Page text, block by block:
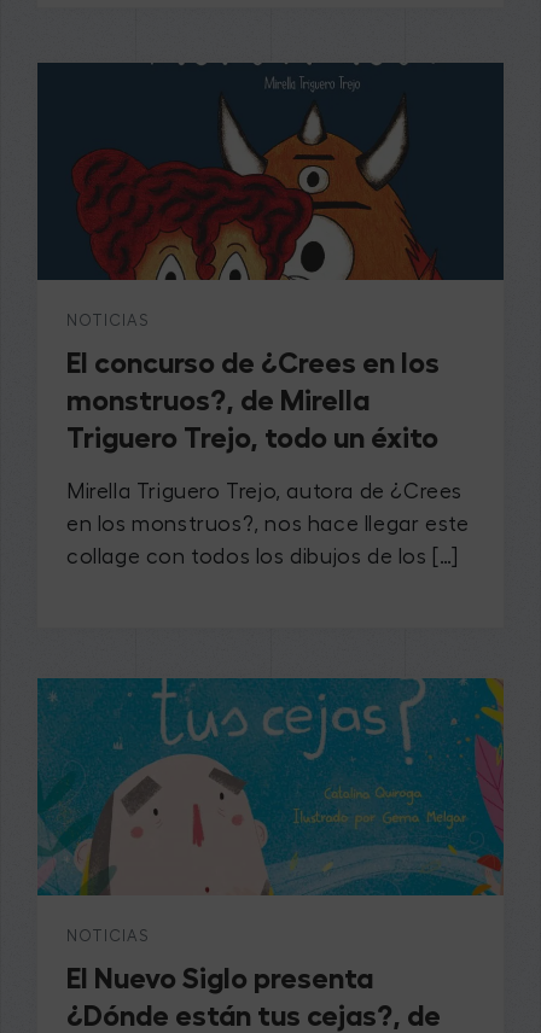
NOTICIAS
El concurso de ¿Crees en los
monstruos?, de Mirella
Triguero Trejo, todo un éxito
Mirella Triguero Trejo, autora de ¿Crees
en los monstruos?, nos hace llegar este
collage con todos los dibujos de los […]
NOTICIAS
El Nuevo Siglo presenta
¿Dónde están tus cejas?, de